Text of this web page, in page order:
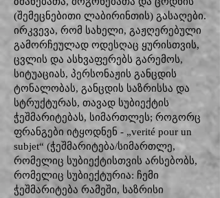
(შემეცნებითი ლაბირინთის) გასაღები.
ირკვევა, რომ სახელი, გაჟღერებული
გამორჩეულად ოდესღაც ყურისთვის,
ცვლის და ასხვაფერებს გარემოს,
სიტუაციას, პერსონაჟის განცდის
ტონალობას, განცდის საზრისსა და
სტრუქტურას, თავად სუბიექტის
ჭეშმარიტებას, სიმართლეს; როგორც
ფრანგები იტყოდნენ - „verité pour un
subjet“ (ჭეშმარიტება/სიმართლე,
რომელიც სუბიექტისთვის არსებობს,
რომელიც სუბიექტურია: ჩემი
ჭეშმარიტება რამეში, საზრისი